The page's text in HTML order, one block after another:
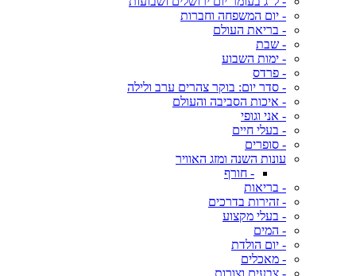
- יום המשפחה וחברות
- בריאת העולם
- שבת
- ימות השבוע
- פרדס
- סדר יום: בוקר צהרים ערב ולילה
- איכות הסביבה והעולם
- אני וגופי
- בעלי חיים
- סופרים
עונות השנה ומזג האוויר
- חורף
- בריאות
- זהירות בדרכים
- בעלי מקצוע
- המים
- יום הולדת
- מאכלים
- צבעים וצורות